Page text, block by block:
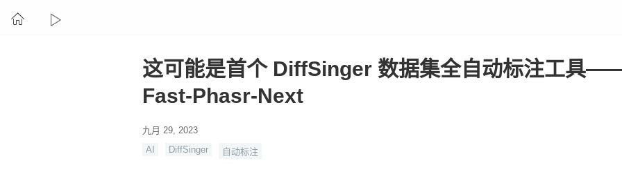
这可能是首个 DiffSinger 数据集全自动标注工具
Fast-Phasr-Next
九月 29, 2023
AI
DiffSinger 自动标注